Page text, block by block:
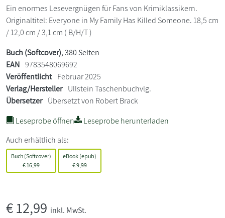
Ein enormes Lesevergnügen für Fans von Krimiklassikern.
Originaltitel: Everyone in My Family Has Killed Someone. 18,5 cm
/ 12,0 cm / 3,1 cm ( B/H/T )
Buch (Softcover), 380 Seiten
EAN 9783548069692
Veröffentlicht Februar 2025
Verlag/Hersteller Ullstein Taschenbuchvlg.
Übersetzer Übersetzt von Robert Brack
Leseprobe öffnen
Leseprobe herunterladen
Auch erhältlich als:
Buch (Softcover)
€16,99
eBook (epub)
€9,99
€12,99 inkl. MwSt.